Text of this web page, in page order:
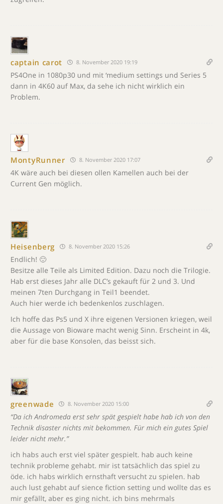
captain carot 8. November 2020 19:19
PS4One in 1080p30 und mit ‘medium settings und Series 5
dann in 4K60 auf Max, da sehe ich nicht wirklich ein
Problem.
MontyRunner 8. November 2020 17:07
4K wäre auch bei diesen ollen Kamellen auch bei der
Current Gen möglich.
Heisenberg 8. November 2020 15:26
Endlich! 🙂
Besitze alle Teile als Limited Edition. Dazu noch die Trilogie.
Hab erst dieses Jahr alle DLC’s gekauft für 2 und 3. Und
meinen 7ten Durchgang in Teil1 beendet.
Auch hier werde ich bedenkenlos zuschlagen.
Ich hoffe das Ps5 und X ihre eigenen Versionen kriegen, weil
die Aussage von Bioware macht wenig Sinn. Erscheint in 4k,
aber für die base Konsolen, das beisst sich.
greenwade 8. November 2020 15:00
“Da ich Andromeda erst sehr spät gespielt habe hab ich von den
Technik disaster nichts mit bekommen. Für mich ein gutes Spiel
leider nicht mehr.”
ich habs auch erst viel später gespielt. hab auch keine
technik probleme gehabt. mir ist tatsächlich das spiel zu
öde. ich habs wirklich ernsthaft versucht zu spielen. hab
auch lust gehabt auf sience fiction setting und wollte das es
mir gefällt, aber es ging nicht. ich bins mehrmals